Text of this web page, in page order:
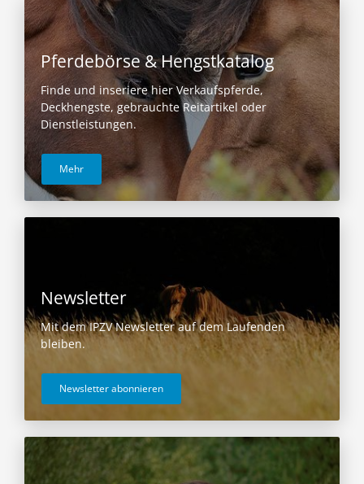
Pferdebörse & Hengstkatalog
Finde und inseriere hier Verkaufspferde,
Deckhengste, gebrauchte Reitartikel oder
Dienstleistungen.
Mehr
Newsletter
Mit dem IPZV Newsletter auf dem Laufenden
bleiben.
Newsletter abonnieren